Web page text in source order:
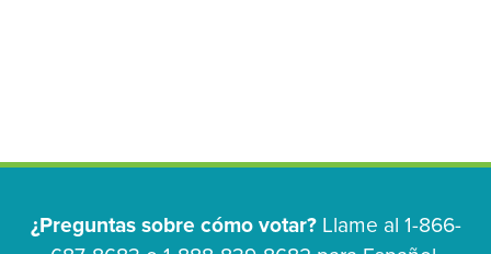
¿Preguntas sobre cómo votar?Llame al 1-866-